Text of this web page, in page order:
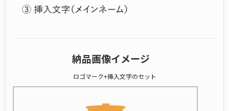
納品画像イメージ
ロゴマーク+挿入文字のセット